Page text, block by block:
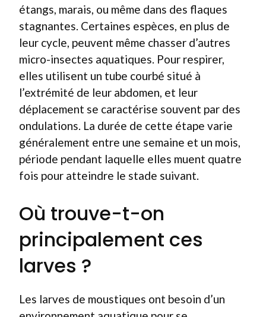
étangs, marais, ou même dans des flaques
stagnantes. Certaines espèces, en plus de
leur cycle, peuvent même chasser d’autres
micro-insectes aquatiques. Pour respirer,
elles utilisent un tube courbé situé à
l’extrémité de leur abdomen, et leur
déplacement se caractérise souvent par des
ondulations. La durée de cette étape varie
généralement entre une semaine et un mois,
période pendant laquelle elles muent quatre
fois pour atteindre le stade suivant.
Où trouve-t-on
principalement ces
larves ?
Les larves de moustiques ont besoin d’un